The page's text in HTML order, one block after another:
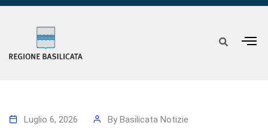
Luglio 6, 2026 By Basilicata Notizie